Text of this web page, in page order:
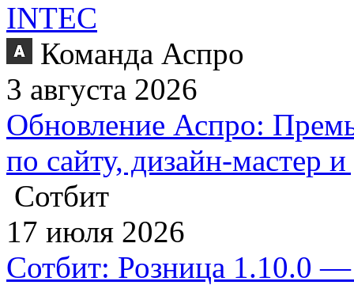
INTEC
Команда Аспро
3 августа 2026
Обновление Аспро:
по сайту, дизайн-мастер
Сотбит
17 июля 2026
Сотбит: Розница 1.10.0 —